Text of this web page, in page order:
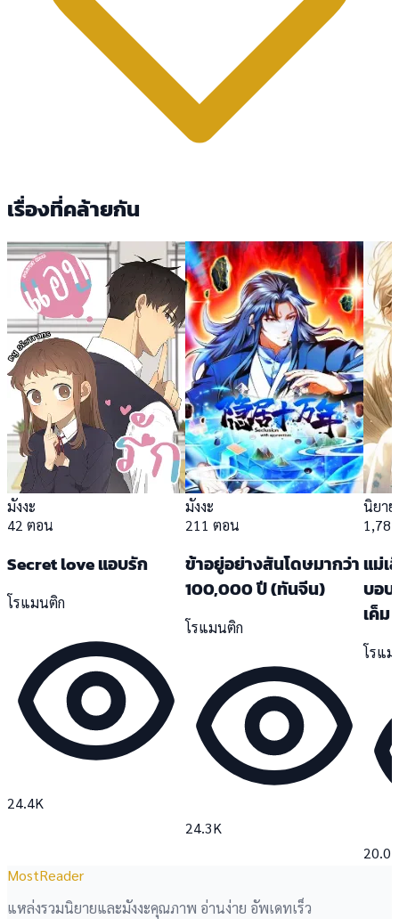
เรื่องที่คล้ายกัน
มังงะ
42 ตอน
Secret love แอบรัก
โรแมนติก
24.4K
มังงะ
211 ตอน
ข้าอยู่อย่างสันโดษมากว่า
100,000 ปี (ทันจีน)
โรแมนติก
24.3K
นิยาย
แม่เ
บอบ
เค็ม
โรแ
20.0K
MostReader
แหล่งรวมนิยายและมังงะคุณภาพ อ่านง่าย อัพเดทเร็ว